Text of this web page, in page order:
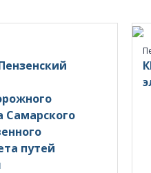
Самарского
путей